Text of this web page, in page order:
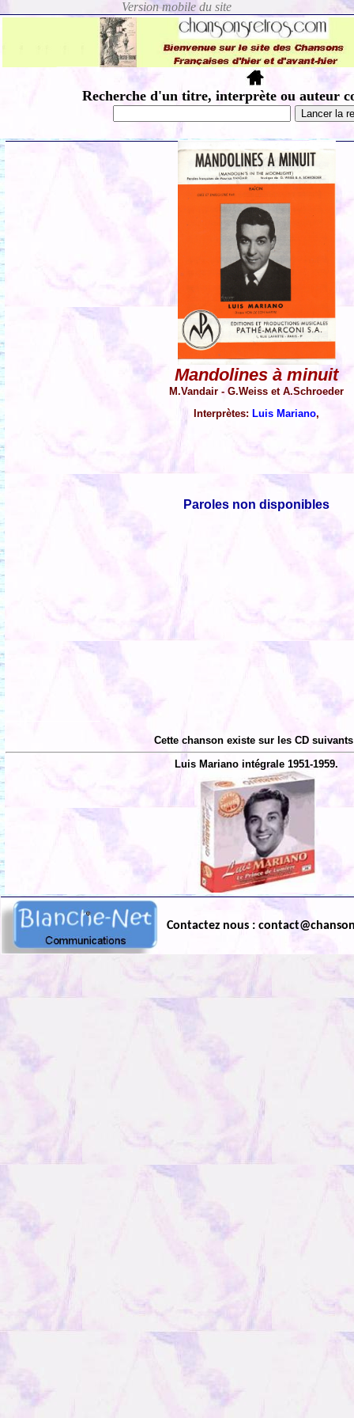
Recherche d'un titre, interprète ou auteur
Mandolines à minuit
M.Vandair - G.Weiss et A.Schroeder
Interprètes: Luis Mariano,
Paroles non disponibles
Cette chanson existe sur les CD
Luis Mariano intégrale 1951-1959.
Contactez nous :